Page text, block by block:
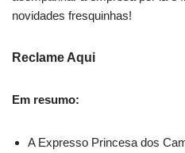
novidades fresquinhas!
Reclame Aqui
Em resumo:
A Expresso Princesa dos